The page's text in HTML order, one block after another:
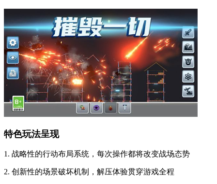
特色玩法呈现
1. 战略性的行动布局系统，每次操作都将改变战场态势
2. 创新性的场景破坏机制，解压体验贯穿游戏全程